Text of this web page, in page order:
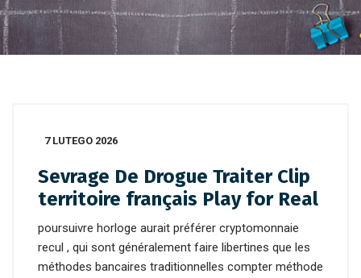
7 LUTEGO 2026
Sevrage De Drogue Traiter Clip
territoire français Play for Real
poursuivre horloge aurait préférer cryptomonnaie
recul , qui sont généralement faire libertines que les
méthodes bancaires traditionnelles compter méthode